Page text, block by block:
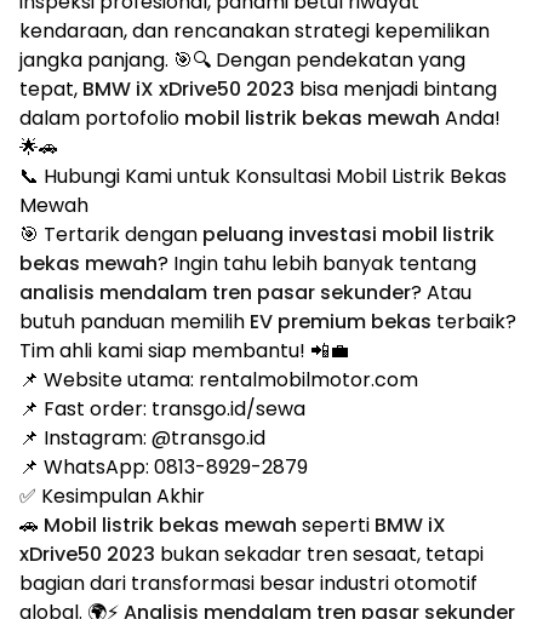
kendaraan, dan rencanakan strategi kepemilikan
jangka panjang. 🎯🔍 Dengan pendekatan yang
tepat, BMW iX xDrive50 2023 bisa menjadi bintang
dalam portofolio mobil listrik bekas mewah Anda!
🌟🚗
📞 Hubungi Kami untuk Konsultasi Mobil Listrik Bekas
Mewah
🎯 Tertarik dengan peluang investasi mobil listrik
bekas mewah? Ingin tahu lebih banyak tentang
analisis mendalam tren pasar sekunder? Atau
butuh panduan memilih EV premium bekas terbaik?
Tim ahli kami siap membantu! 📲💼
📌 Website utama: rentalmobilmotor.com
📌 Fast order: transgo.id/sewa
📌 Instagram: @transgo.id
📌 WhatsApp: 0813-8929-2879
✅ Kesimpulan Akhir
🚗 Mobil listrik bekas mewah seperti BMW iX
xDrive50 2023 bukan sekadar tren sesaat, tetapi
bagian dari transformasi besar industri otomotif
global. 🌍⚡Analisis mendalam tren pasar sekunder